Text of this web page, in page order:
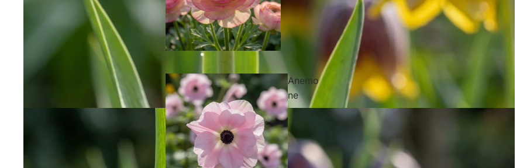
Krok
us
Anemo
ne